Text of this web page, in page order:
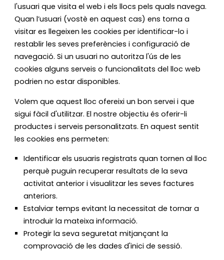
l'usuari que visita el web i els llocs pels quals navega.
Quan l’usuari (vostè en aquest cas) ens torna a
visitar es llegeixen les cookies per identificar-lo i
restablir les seves preferències i configuració de
navegació. Si un usuari no autoritza l'ús de les
cookies alguns serveis o funcionalitats del lloc web
podrien no estar disponibles.
Volem que aquest lloc ofereixi un bon servei i que
sigui fàcil d'utilitzar. El nostre objectiu és oferir-li
productes i serveis personalitzats. En aquest sentit
les cookies ens permeten:
Identificar els usuaris registrats quan tornen al lloc
perquè puguin recuperar resultats de la seva
activitat anterior i visualitzar les seves factures
anteriors.
Estalviar temps evitant la necessitat de tornar a
introduir la mateixa informació.
Protegir la seva seguretat mitjançant la
comprovació de les dades d'inici de sessió.